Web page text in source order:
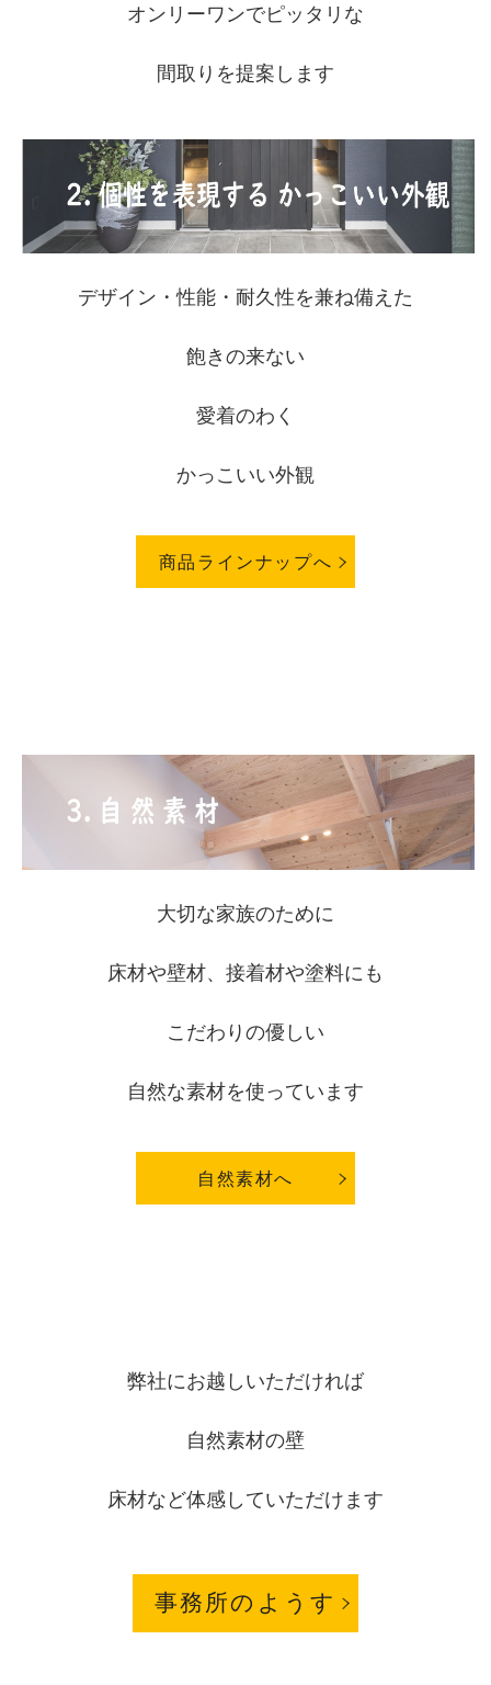
オンリーワンでピッタリな
間取りを提案します
デザイン・性能・耐久性を兼ね備えた
飽きの来ない
愛着のわく
かっこいい外観
商品ラインナップへ
大切な家族のために
床材や壁材、接着材や塗料にも
こだわりの優しい
自然な素材を使っています
自然素材へ
弊社にお越しいただければ
自然素材の壁
床材など体感していただけます
事務所のようす